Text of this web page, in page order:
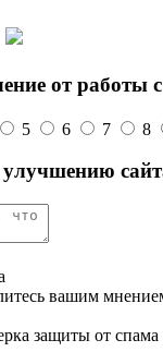
от работы
5 6 7 8
вашим
защиты от спама